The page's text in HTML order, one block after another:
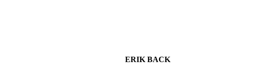
ERIK BACK